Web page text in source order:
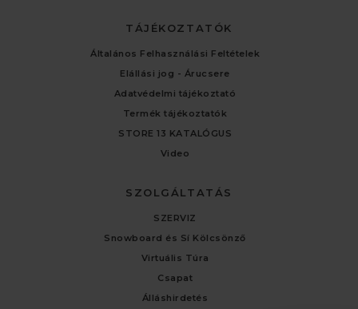
TÁJÉKOZTATÓK
Általános Felhasználási Feltételek
Elállási jog - Árucsere
Adatvédelmi tájékoztató
Termék tájékoztatók
STORE 13 KATALÓGUS
Video
SZOLGÁLTATÁS
SZERVIZ
Snowboard és Sí Kölcsönző
Virtuális Túra
Csapat
Álláshirdetés